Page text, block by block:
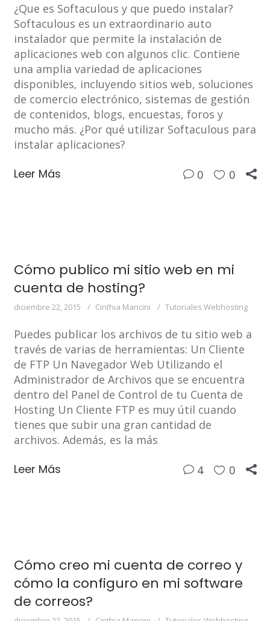
¿Que es Softaculous y que puedo instalar?
Softaculous es un extraordinario auto
instalador que permite la instalación de
aplicaciones web con algunos clic. Contiene
una amplia variedad de aplicaciones
disponibles, incluyendo sitios web, soluciones
de comercio electrónico, sistemas de gestión
de contenidos, blogs, encuestas, foros y
mucho más. ¿Por qué utilizar Softaculous para
instalar aplicaciones?
Leer Más 0 0
Cómo publico mi sitio web en mi
cuenta de hosting?
diciembre 22, 2015 Cinthia Mancini Tutoriales Webhosting
Puedes publicar los archivos de tu sitio web a
través de varias de herramientas: Un Cliente
de FTP Un Navegador Web Utilizando el
Administrador de Archivos que se encuentra
dentro del Panel de Control de tu Cuenta de
Hosting Un Cliente FTP es muy útil cuando
tienes que subir una gran cantidad de
archivos. Además, es la más
Leer Más 4 0
Cómo creo mi cuenta de correo y
cómo la configuro en mi software
de correos?